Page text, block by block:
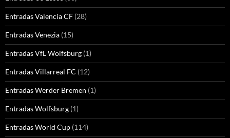
Entradas Valencia CF (28)
Entradas Venezia (15)
Entradas VfL Wolfsburg (1)
Entradas Villarreal FC (12)
Entradas Werder Bremen (1)
Entradas Wolfsburg (1)
Entradas World Cup (114)